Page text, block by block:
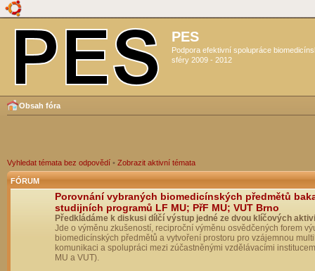
PES
Podpora efektivní spolupráce
sféry 2009 - 2012
Obsah fóra
Vyhledat témata bez odpovědí • Zobrazit aktivní témata
FÓRUM
Porovnání vybraných biomedicínských předmětů
studijních programů LF MU; PřF MU; VUT Brno
Předkládáme k diskusi dílčí výstup jedné ze dvou klíčových
Jde o výměnu zkušeností, reciproční výměnu osvědčených forem
biomedicínských předmětů a vytvoření prostoru pro vzájemnou
komunikaci a spolupráci mezi zúčastněnými vzdělávacími
MU a VUT).